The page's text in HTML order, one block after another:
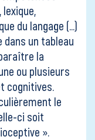
du langage (…)
dans un tableau
la
ou plusieurs
cognitives.
le
ci soit
».